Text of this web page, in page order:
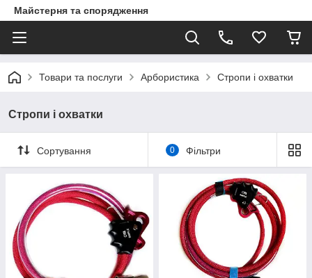
Майстерня та спорядження
Товари та послуги Арбористика Стропи і охватки
Стропи і охватки
Сортування 0 Фільтри